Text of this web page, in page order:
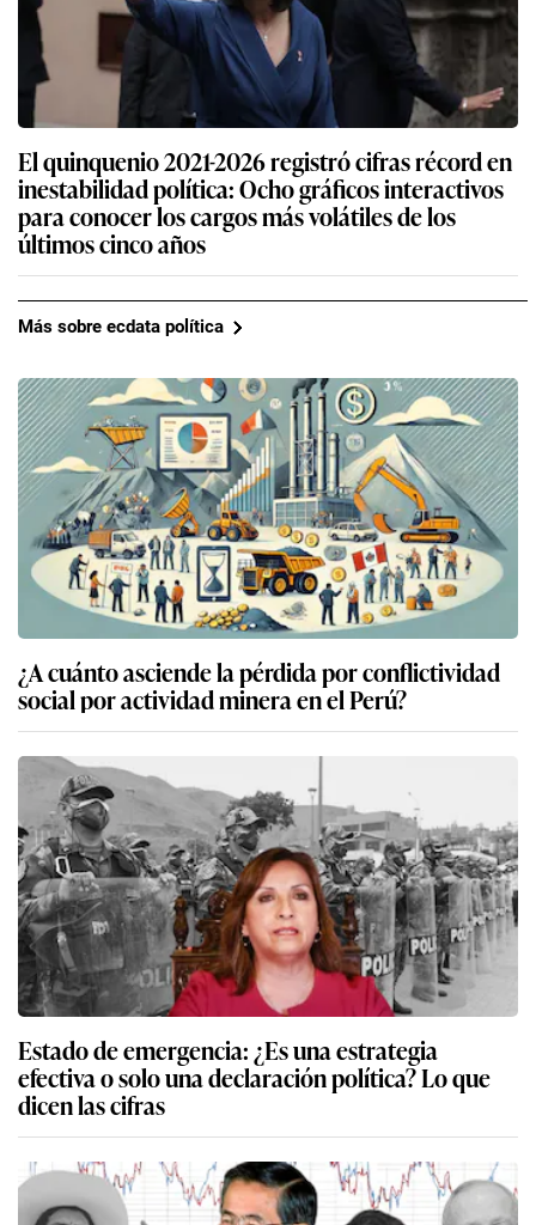
El quinquenio 2021-2026 registró cifras récord en
inestabilidad política: Ocho gráficos interactivos
para conocer los cargos más volátiles de los
últimos cinco años
Más sobre ecdata política
¿A cuánto asciende la pérdida por conflictividad
social por actividad minera en el Perú?
Estado de emergencia: ¿Es una estrategia
efectiva o solo una declaración política? Lo que
dicen las cifras